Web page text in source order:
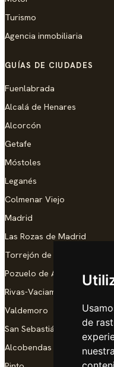
de
Turismo
Agencia inmobiliaria
GUÍAS DE CIUDADES
Fuenlabrada
Alcalá de Henares
Alcorcón
Getafe
Móstoles
Leganés
Colmenar Viejo
Madrid
Las Rozas de Madrid
Torrejón de Ardoz
Pozuelo de Alarcón
Rivas-Vaciamadrid
Valdemoro
San Sebastián de los Reyes
Alcobendas